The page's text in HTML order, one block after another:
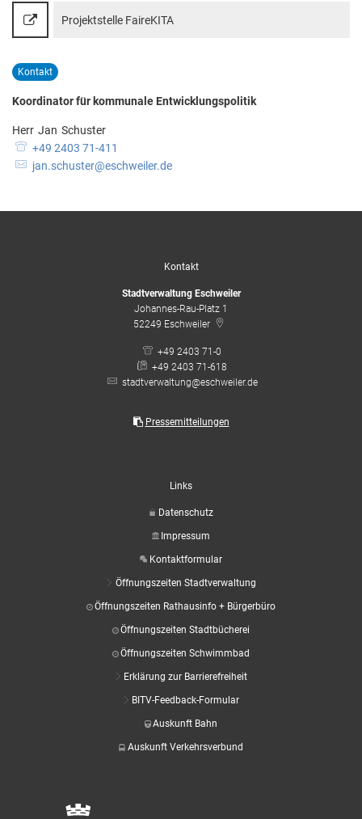
Projektstelle FaireKITA
Kontakt
Koordinator für kommunale Entwicklungspolitik
Herr Jan Schuster
+49 2403 71-411
jan.schuster@eschweiler.de
Kontakt
Stadtverwaltung Eschweiler
Johannes-Rau-Platz 1
52249 Eschweiler
+49 2403 71-0
+49 2403 71-618
stadtverwaltung@eschweiler.de
Pressemitteilungen
Links
Datenschutz
Impressum
Kontaktformular
Öffnungszeiten Stadtverwaltung
Öffnungszeiten Rathausinfo + Bürgerbüro
Öffnungszeiten Stadtbücherei
Öffnungszeiten Schwimmbad
Erklärung zur Barrierefreiheit
BITV-Feedback-Formular
Auskunft Bahn
Auskunft Verkehrsverbund